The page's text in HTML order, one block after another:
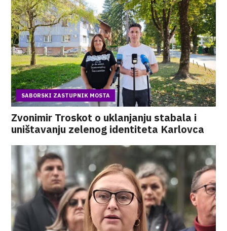
SABORSKI ZASTUPNIK MOSTA
Zvonimir Troskot o uklanjanju stabala i
uništavanju zelenog identiteta Karlovca